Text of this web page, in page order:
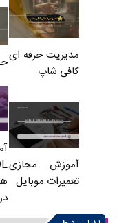
مدیریت حرفه ای
کافی شاپ
آموزش مجازی
تعمیرات موبایل